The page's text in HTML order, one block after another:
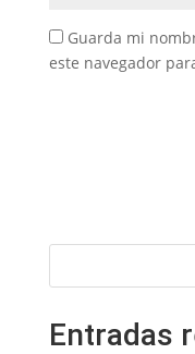
Guarda mi
este navegador
Entradas